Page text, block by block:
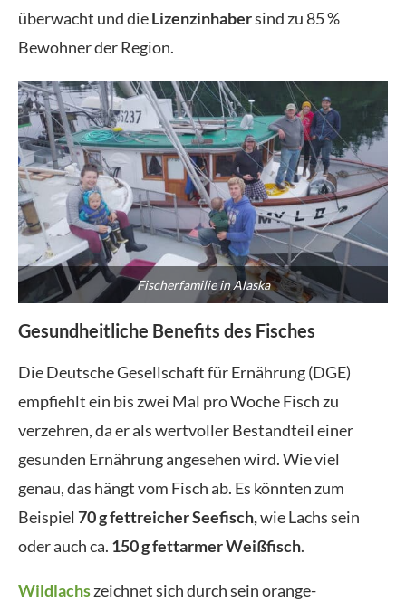
überwacht und dieLizenzinhabersind zu 85 %
Bewohner der Region.
Fischerfamilie in Alaska
Gesundheitliche Benefits des Fisches
Die Deutsche Gesellschaft für Ernährung (DGE)
empfiehlt ein bis zwei Mal pro Woche Fisch zu
verzehren, da er als wertvoller Bestandteil einer
gesunden Ernährung angesehen wird. Wie viel
genau, das hängt vom Fisch ab. Es könnten zum
Beispiel 70 g fettreicher Seefisch,wie Lachs sein
oder auch ca. 150 g fettarmer Weißfisch.
Wildlachszeichnet sich durch sein orange-